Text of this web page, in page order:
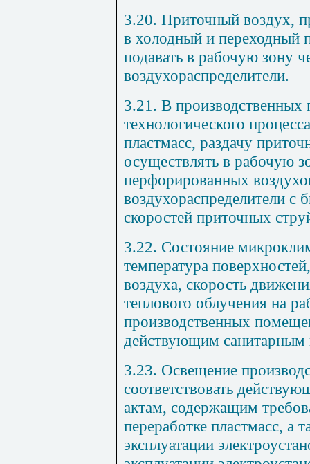
3.20. Приточный воздух,
в холодный и переходный
подавать в рабочую зону
воздухораспределители.
3.21. В производственных
технологического
пластмасс, раздачу
осуществлять в рабочую
перфорированных
воздухораспределители с
скоростей приточных
3.22. Состояние
температура
воздуха, скорость
теплового облучения на
производственных
действующим санитарным
3.23. Освещение
соответствовать
актам, содержащим
переработке пластмасс, а
эксплуатации